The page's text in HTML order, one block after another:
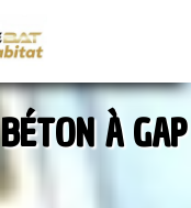
À GAP